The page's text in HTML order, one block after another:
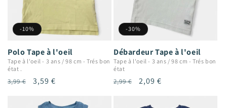
-10%
Polo Tape à l'oeil
Tape à l'oeil - 3 ans / 98 cm -Trés bon
état .
Prix
3,99 €
Prix
3,59 €
-30%
Débardeur Tape à l'oeil
Tape à l'oeil - 3 ans / 98 cm -Trés bon
état
Prix
2,99 €
Prix
2,09 €